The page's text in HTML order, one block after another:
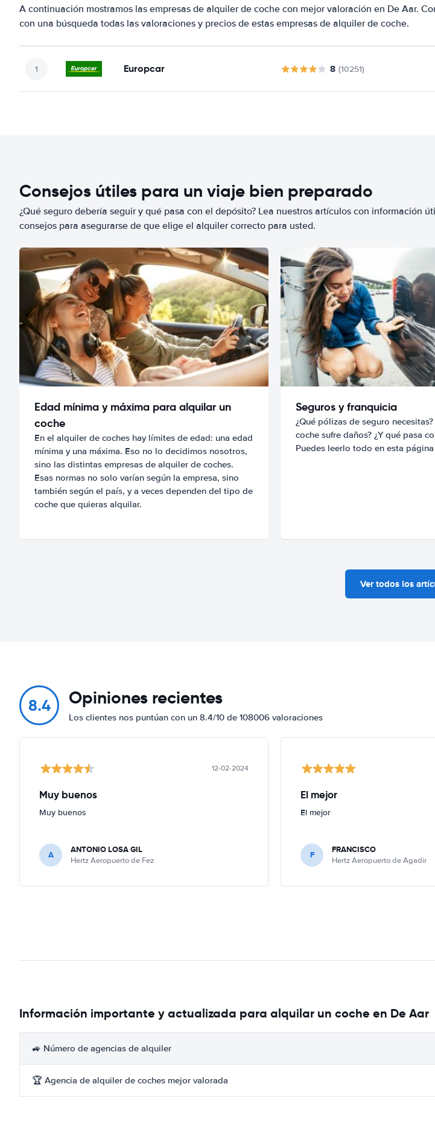
A continuación mostramos las empresas de alquiler de coche con mejor valoración en De Aar.
con una búsqueda todas las valoraciones y precios de estas empresas de alquiler de coche.
Europcar 8 (10251)
Consejos útiles para un viaje bien preparado
¿Qué seguro debería seguir y qué pasa con el depósito? Lea nuestros artículos con información
consejos para asegurarse de que elige el alquiler correcto para usted.
Edad mínima y máxima para alquilar un
coche
En el alquiler de coches hay límites de edad: una edad
mínima y una máxima. Eso no lo decidimos nosotros,
sino las distintas empresas de alquiler de coches.
Esas normas no solo varían según la empresa, sino
también según el país, y a veces dependen del tipo de
coche que quieras alquilar.
Seguros y franquicia
¿Qué pólizas de seguro
coche sufre daños? ¿Y qué pasa
Puedes leerlo todo en esta página
Ver todos los
8.4 Opiniones recientes
Los clientes nos puntúan con un 8.4/10 de 108006 valoraciones
12-02-2024
Muy buenos
Muy buenos
A ANTONIO LOSA GIL
Hertz Aeropuerto de Fez
El mejor
El mejor
F FRANCISCO
Hertz Aeropuerto de Agadir
Información importante y actualizada para alquilar un coche en De Aar
🚙 Número de agencias de alquiler
🏆 Agencia de alquiler de coches mejor valorada